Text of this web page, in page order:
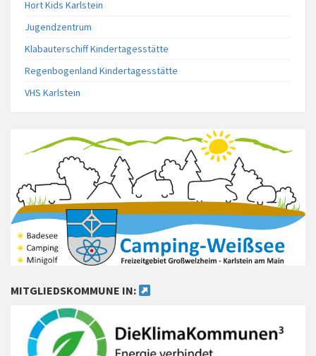
Hort Kids Karlstein
Jugendzentrum
Klabauterschiff Kindertagesstätte
Regenbogenland Kindertagesstätte
VHS Karlstein
MITGLIEDSKOMMUNE IN: